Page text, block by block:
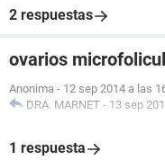
2 respuestas
ovarios
Anonima - 12 sep 2014 a las
DRA. MARNET - 13 sep
1 respuesta